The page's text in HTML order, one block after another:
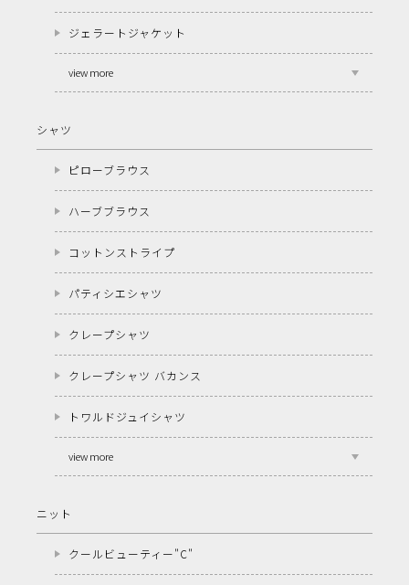
ジェラートジャケット
view more
シャツ
ピローブラウス
ハーブブラウス
コットンストライプ
パティシエシャツ
クレープシャツ
クレープシャツ バカンス
トワルドジュイシャツ
view more
ニット
クールビューティー"C"